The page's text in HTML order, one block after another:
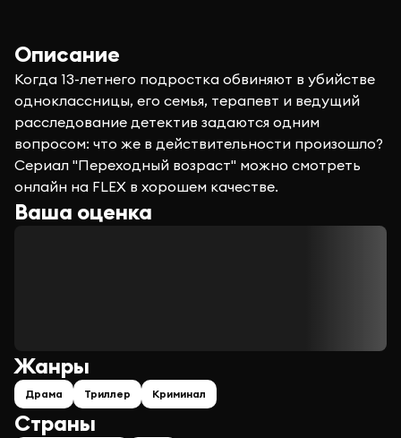
Описание
Когда 13-летнего подростка обвиняют в убийстве
одноклассницы, его семья, терапевт и ведущий
расследование детектив задаются одним
вопросом: что же в действительности произошло?
Сериал "Переходный возраст" можно смотреть
онлайн на FLEX в хорошем качестве.
Ваша оценка
Страны
Жанры
Драма Триллер Криминал